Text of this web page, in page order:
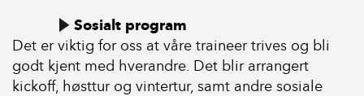
Sosialt program
Det er viktig for oss at våre traineer trives og bli
godt kjent med hverandre. Det blir arrangert
kickoff, høsttur og vintertur, samt andre sosiale